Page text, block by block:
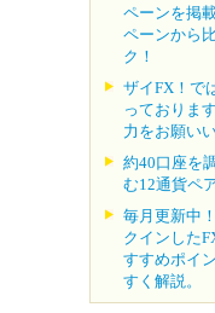
ペーンを掲
ペーンから
ク！
ザイFX！で
っておりま
力をお願い
約40口座を
む12通貨ペ
毎月更新中
クインした
すすめポイ
すく解説。